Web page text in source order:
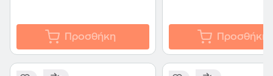
Προσθήκη Προσθήκη